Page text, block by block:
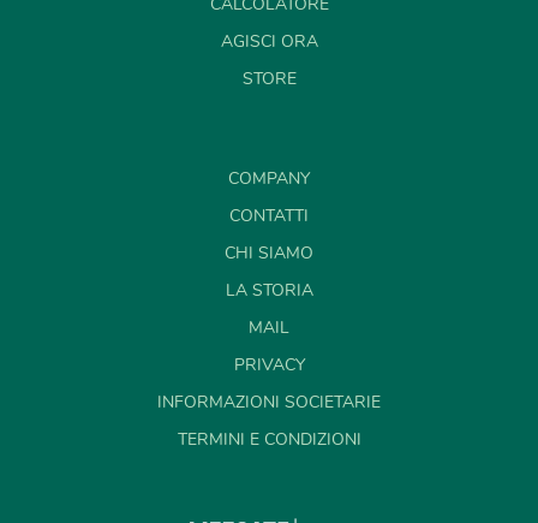
AGISCI ORA
STORE
COMPANY
CONTATTI
CHI SIAMO
LA STORIA
MAIL
PRIVACY
INFORMAZIONI SOCIETARIE
TERMINI E CONDIZIONI